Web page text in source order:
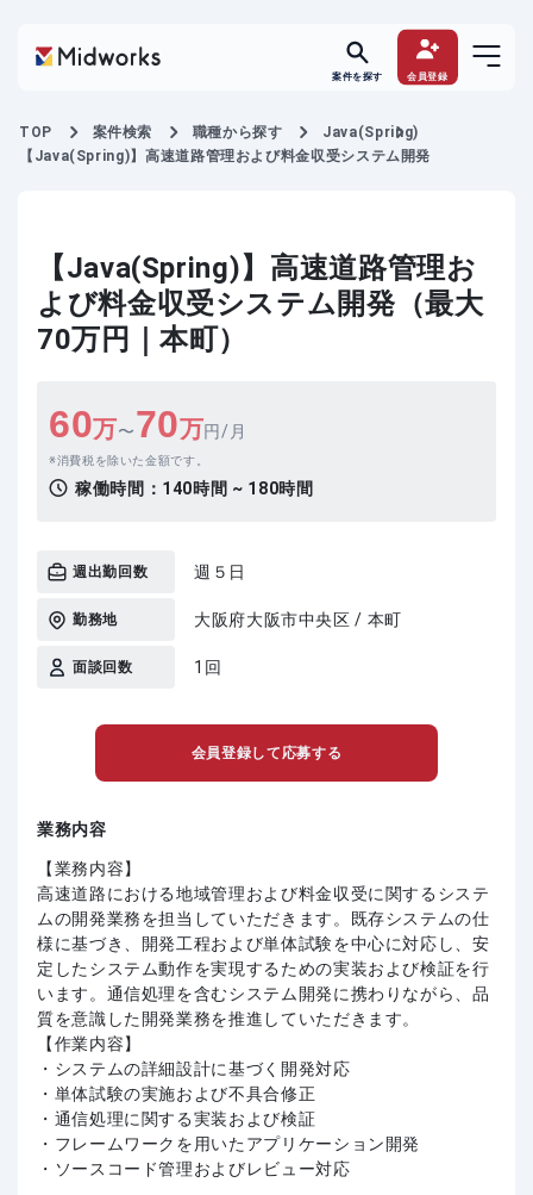
案件を探す 会員登録
TOP 案件検索 職種から探す
Java(Spring)
【Java(Spring)】高速道路管理および料金収受システム開発
【Java(Spring)】高速道路管理お
よび料金収受システム開発（最大
70万円｜本町）
60万〜70万円/月
消費税を除いた金額です。
稼働時間： 140時間 ~ 180時間
週出勤回数 週５日
勤務地 大阪府大阪市中央区 / 本町
面談回数 1回
会員登録して応募する
業務内容
【業務内容】
高速道路における地域管理および料金収受に関するシステ
ムの開発業務を担当していただきます。既存システムの仕
様に基づき、開発工程および単体試験を中心に対応し、安
定したシステム動作を実現するための実装および検証を行
います。通信処理を含むシステム開発に携わりながら、品
質を意識した開発業務を推進していただきます。
【作業内容】
・システムの詳細設計に基づく開発対応
・単体試験の実施および不具合修正
・通信処理に関する実装および検証
・フレームワークを用いたアプリケーション開発
・ソースコード管理およびレビュー対応